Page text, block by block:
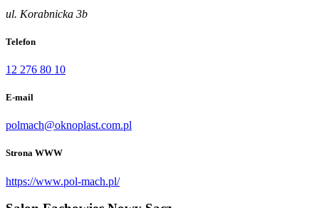
ul. Korabnicka 3b
Telefon
12 276 80 10
E-mail
polmach@oknoplast.com.pl
Strona WWW
https://www.pol-mach.pl/